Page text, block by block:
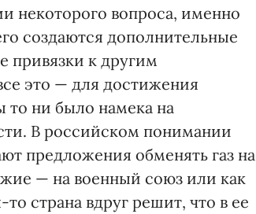
некоторого вопроса, именно
создаются дополнительные
привязки к другим
это — для достижения
то ни было намека на
В российском понимании
предложения обменять газ на
— на военный союз или как
страна вдруг решит, что в ее